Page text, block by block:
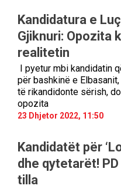
Kandidatura e
Gjiknuri: Opozita
realitetin
I pyetur mbi kandidatin
për bashkinë e
të rikandidonte sërish,
opozita
23 Dhjetor 2022, 11:50
Kandidatët për
dhe qytetarët!
tilla